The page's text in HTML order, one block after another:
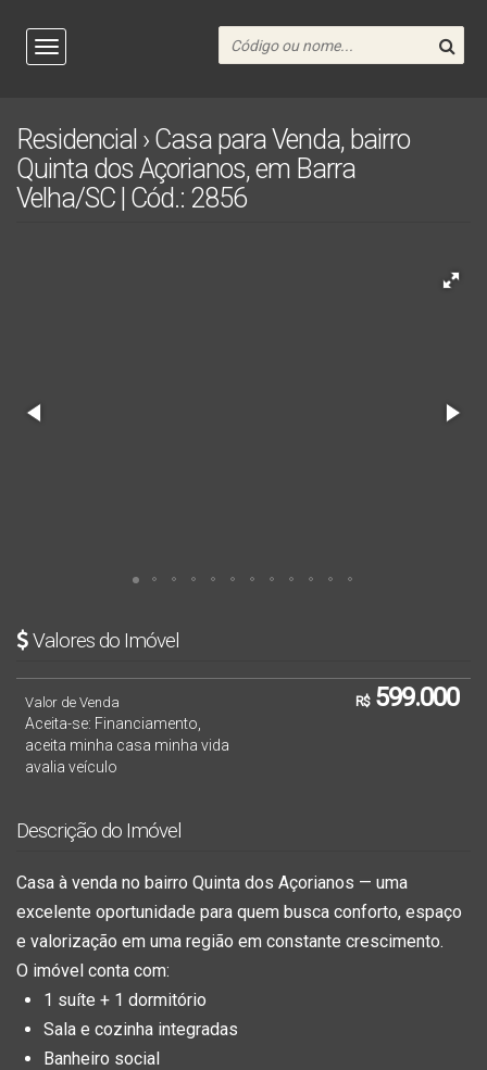
Residencial › Casa para Venda, bairro
Quinta dos Açorianos, em Barra
Velha/SC | Cód.: 2856
Valores do Imóvel
R$599.000
Valor de Venda
Aceita-se: Financiamento,
aceita minha casa minha vida
avalia veículo
Descrição do Imóvel
Casa à venda no bairro Quinta dos Açorianos — uma
excelente oportunidade para quem busca conforto, espaço
e valorização em uma região em constante crescimento.
O imóvel conta com:
1 suíte + 1 dormitório
Sala e cozinha integradas
Banheiro social